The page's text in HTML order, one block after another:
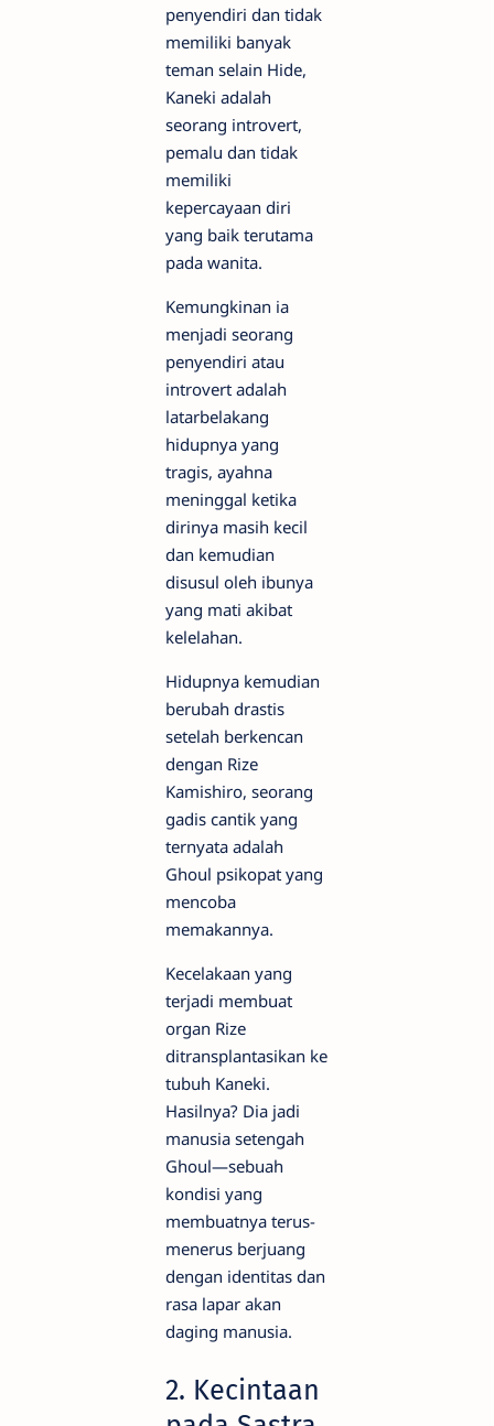
penyendiri dan tidak
memiliki banyak
teman selain Hide,
Kaneki adalah
seorang introvert,
pemalu dan tidak
memiliki
kepercayaan diri
yang baik terutama
pada wanita.
Kemungkinan ia
menjadi seorang
penyendiri atau
introvert adalah
latarbelakang
hidupnya yang
tragis, ayahna
meninggal ketika
dirinya masih kecil
dan kemudian
disusul oleh ibunya
yang mati akibat
kelelahan.
Hidupnya kemudian
berubah drastis
setelah berkencan
dengan Rize
Kamishiro, seorang
gadis cantik yang
ternyata adalah
Ghoul psikopat yang
mencoba
memakannya.
Kecelakaan yang
terjadi membuat
organ Rize
ditransplantasikan ke
tubuh Kaneki.
Hasilnya? Dia jadi
manusia setengah
Ghoul—sebuah
kondisi yang
membuatnya terus-
menerus berjuang
dengan identitas dan
rasa lapar akan
daging manusia.
2. Kecintaan